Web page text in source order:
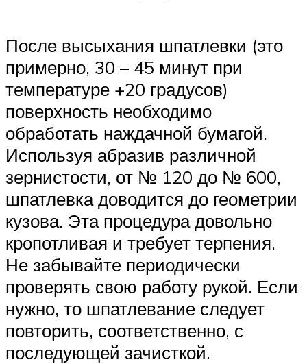
После высыхания шпатлевки (это
примерно, 30 – 45 минут при
температуре +20 градусов)
поверхность необходимо
обработать наждачной бумагой.
Используя абразив различной
зернистости, от № 120 до № 600,
шпатлевка доводится до геометрии
кузова. Эта процедура довольно
кропотливая и требует терпения.
Не забывайте периодически
проверять свою работу рукой. Если
нужно, то шпатлевание следует
повторить, соответственно, с
последующей зачисткой.